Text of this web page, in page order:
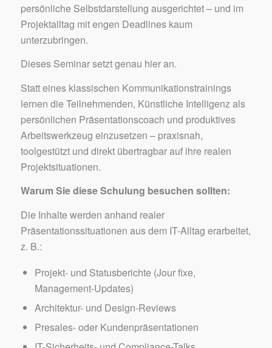
persönliche Selbstdarstellung ausgerichtet – und im
Projektalltag mit engen Deadlines kaum
unterzubringen.
Dieses Seminar setzt genau hier an.
Statt eines klassischen Kommunikationstrainings
lernen die Teilnehmenden, Künstliche Intelligenz als
persönlichen Präsentationscoach und produktives
Arbeitswerkzeug einzusetzen – praxisnah,
toolgestützt und direkt übertragbar auf ihre realen
Projektsituationen.
Warum Sie diese Schulung besuchen sollten:
Die Inhalte werden anhand realer
Präsentationssituationen aus dem IT-Alltag erarbeitet,
z. B.:
Projekt- und Statusberichte (Jour fixe,
Management-Updates)
Architektur- und Design-Reviews
Presales- oder Kundenpräsentationen